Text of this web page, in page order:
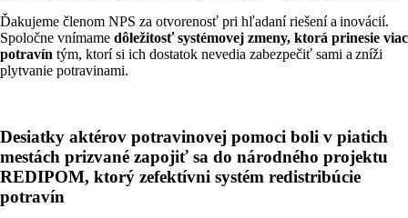
Ďakujeme členom NPS za otvorenosť pri hľadaní riešení a inovácií.
Spoločne vnímame dôležitosť systémovej zmeny, ktorá prinesie viac
potravín tým, ktorí si ich dostatok nevedia zabezpečiť sami a zníži
plytvanie potravinami.
Desiatky aktérov potravinovej pomoci boli v piatich
mestách prizvané zapojiť sa do národného projektu
REDIPOM, ktorý zefektívni systém redistribúcie
potravín